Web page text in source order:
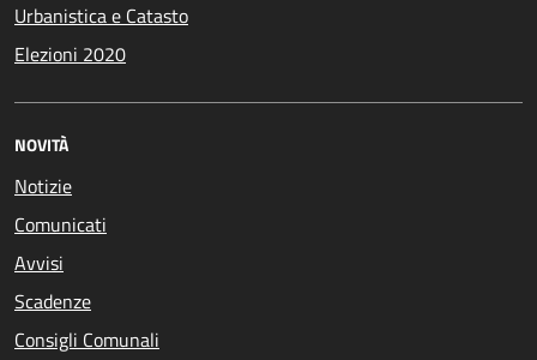
Urbanistica e Catasto
Elezioni 2020
NOVITÀ
Notizie
Comunicati
Avvisi
Scadenze
Consigli Comunali